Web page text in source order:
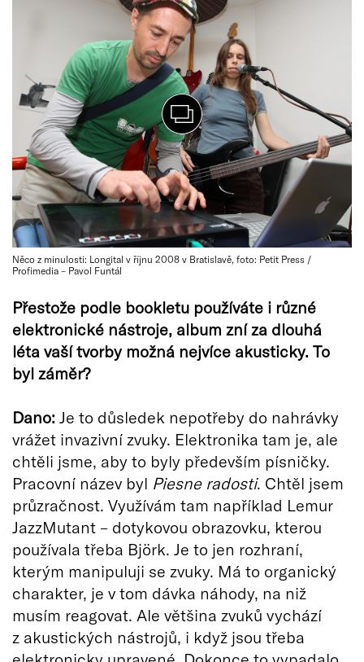
Něco z minulosti: Longital v říjnu 2008 v Bratislavě, foto: Petit Press /
Profimedia – Pavol Funtál
Přestože podle bookletu používáte i různé
elektronické nástroje, album zní za dlouhá
léta vaší tvorby možná nejvíce akusticky. To
byl záměr?
Dano: Je to důsledek nepotřeby do nahrávky
vrážet invazivní zvuky. Elektronika tam je, ale
chtěli jsme, aby to byly především písničky.
Pracovní název byl Piesne radosti. Chtěl jsem
průzračnost. Využívám tam například Lemur
JazzMutant – dotykovou obrazovku, kterou
používala třeba Björk. Je to jen rozhraní,
kterým manipuluji se zvuky. Má to organický
charakter, je v tom dávka náhody, na niž
musím reagovat. Ale většina zvuků vychází
z akustických nástrojů, i když jsou třeba